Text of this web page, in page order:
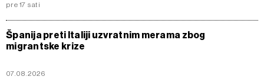
pre 17 sati
Španija preti Italiji uzvratnim merama zbog
migrantske krize
07.08.2026